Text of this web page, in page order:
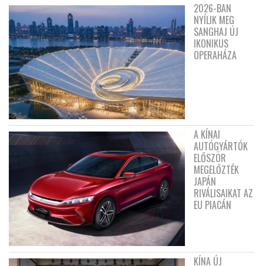
2026-BAN
NYÍLIK MEG
SANGHAJ ÚJ
IKONIKUS
OPERAHÁZA
A KÍNAI
AUTÓGYÁRTÓK
ELŐSZÖR
MEGELŐZTÉK
JAPÁN
RIVÁLISAIKAT AZ
EU PIACÁN
KÍNA ÚJ